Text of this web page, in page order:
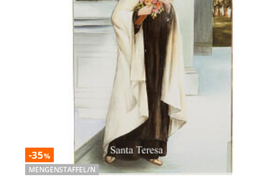
-35%
MENGENSTAFFEL/N